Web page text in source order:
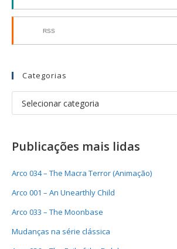
RSS
Categorias
Publicações mais lidas
Arco 034 – The Macra Terror (Animação)
Arco 001 – An Unearthly Child
Arco 033 – The Moonbase
Mudanças na série clássica